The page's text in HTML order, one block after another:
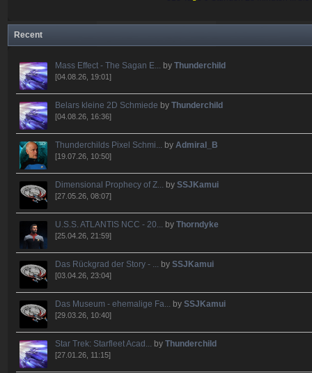
Recent
Mass Effect - The Sagan E... byThunderchild
[04.08.26, 19:01]
Belars kleine 2D Schmiede byThunderchild
[04.08.26, 16:36]
Thunderchilds Pixel Schmi... byAdmiral_B
[19.07.26, 10:50]
Dimensional Prophecy of Z... bySSJKamui
[27.05.26, 08:07]
U.S.S. ATLANTIS NCC - 20... byThorndyke
[25.04.26, 21:59]
Das Rückgrad der Story - ... bySSJKamui
[03.04.26, 23:04]
Das Museum - ehemalige Fa... bySSJKamui
[29.03.26, 10:40]
Star Trek: Starfleet Acad... byThunderchild
[27.01.26, 11:15]